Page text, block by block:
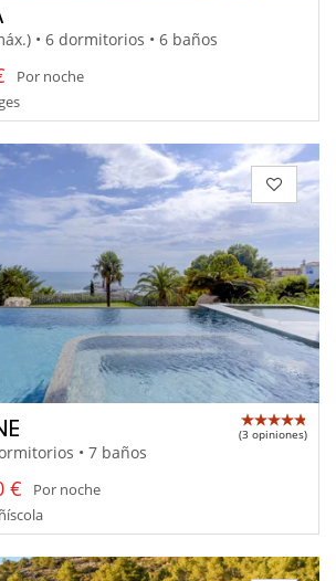
• 6 dormitorios • 6 baños
Por noche
(3 opiniones)
• 7 baños
€
Por noche